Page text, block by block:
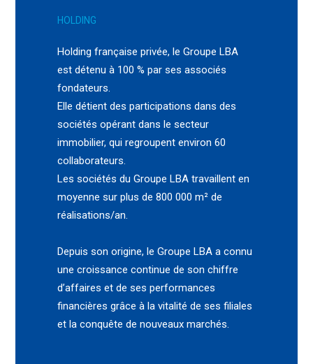
HOLDING
Holding française privée, le Groupe LBA
est détenu à 100 % par ses associés
fondateurs.
Elle détient des participations dans des
sociétés opérant dans le secteur
immobilier, qui regroupent environ 60
collaborateurs.
Les sociétés du Groupe LBA travaillent en
moyenne sur plus de 800 000 m² de
réalisations/an.
Depuis son origine, le Groupe LBA a connu
une croissance continue de son chiffre
d’affaires et de ses performances
financières grâce à la vitalité de ses filiales
et la conquête de nouveaux marchés.